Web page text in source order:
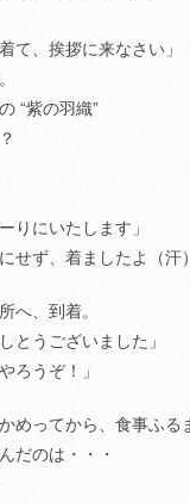
て、挨拶に来なさい」
“紫の羽織”
りにいたします」
せず、着ましたよ（汗）
へ、到着。
とうございました」
ろうぞ！」
めってから、食事ふる
だのは・・・